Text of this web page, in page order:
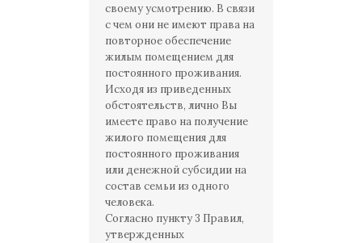
своему усмотрению. В связи
с чем они не имеют права на
повторное обеспечение
жилым помещением для
постоянного проживания.
Исходя из приведенных
обстоятельств, лично Вы
имеете право на получение
жилого помещения для
постоянного проживания
или денежной субсидии на
состав семьи из одного
человека.
Согласно пункту 3 Правил,
утвержденных